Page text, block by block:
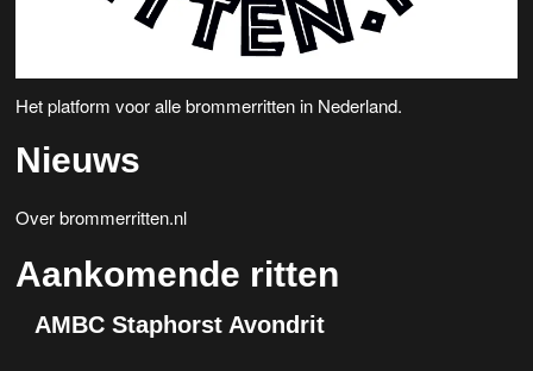
Het platform voor alle brommerritten in Nederland.
Nieuws
Over brommerritten.nl
Aankomende ritten
AMBC Staphorst Avondrit